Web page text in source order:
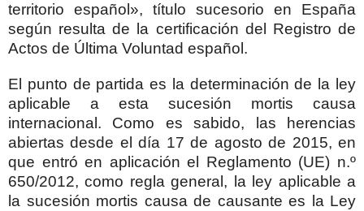
territorio español», título sucesorio en España
según resulta de la certificación del Registro de
Actos de Última Voluntad español.
El punto de partida es la determinación de la ley
aplicable a esta sucesión mortis causa
internacional. Como es sabido, las herencias
abiertas desde el día 17 de agosto de 2015, en
que entró en aplicación el Reglamento (UE) n.º
650/2012, como regla general, la ley aplicable a
la sucesión mortis causa de causante es la Ley